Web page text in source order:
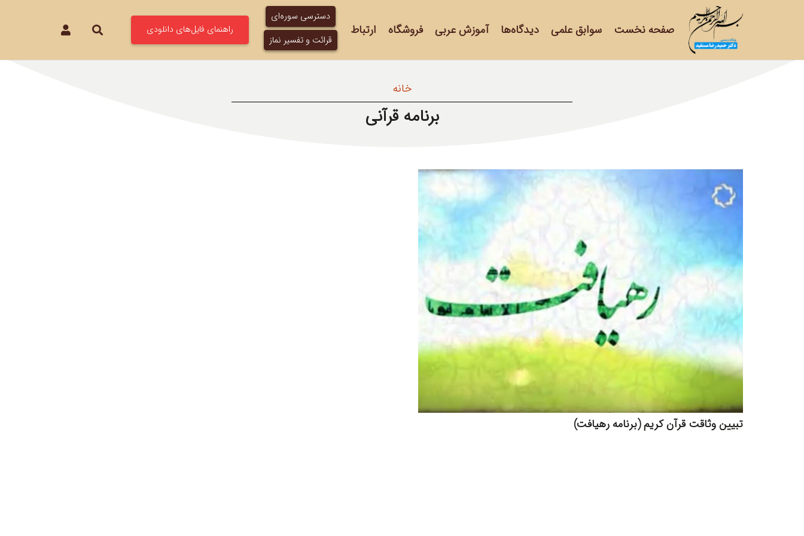
صفحه نخست سوابق علمی دیدگاه‌ها آموزش عربی فروشگاه ارتباط
دسترسی سوره‌ای
قرائت و تفسیر نماز
راهنمای فایل‌های دانلودی
خانه
برنامه قرآنی
تبیین وثاقت قرآن کریم (برنامه رهیافت)